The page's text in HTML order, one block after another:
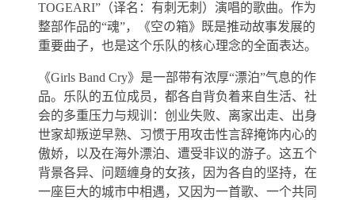
TOGEARI”（译名：有刺无刺）演唱的歌曲。作为
整部作品的“魂”，《空の箱》既是推动故事发展的
重要曲子，也是这个乐队的核心理念的全面表达。
《Girls Band Cry》是一部带有浓厚“漂泊”气息的作
品。乐队的五位成员，都各自背负着来自生活、社
会的多重压力与规训：创业失败、离家出走、出身
世家却叛逆早熟、习惯于用攻击性言辞掩饰内心的
傲娇，以及在海外漂泊、遭受非议的游子。这五个
背景各异、问题缠身的女孩，因为各自的坚持，在
一座巨大的城市中相遇，又因为一首歌、一个共同